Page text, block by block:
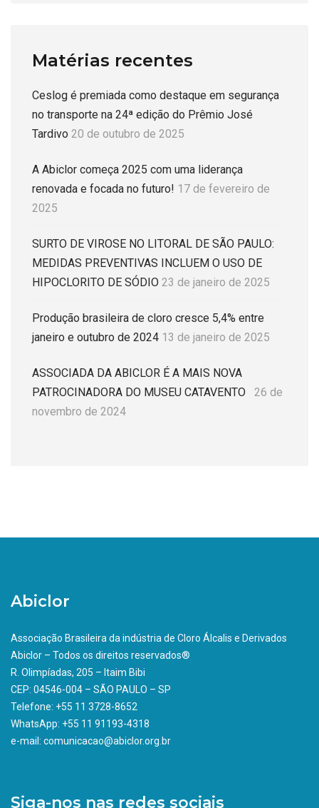
Matérias recentes
Ceslog é premiada como destaque em segurança
no transporte na 24ª edição do Prêmio José
Tardivo 20 de outubro de 2025
A Abiclor começa 2025 com uma liderança
renovada e focada no futuro! 17 de fevereiro de
2025
SURTO DE VIROSE NO LITORAL DE SÃO PAULO:
MEDIDAS PREVENTIVAS INCLUEM O USO DE
HIPOCLORITO DE SÓDIO 23 de janeiro de 2025
Produção brasileira de cloro cresce 5,4% entre
janeiro e outubro de 2024 13 de janeiro de 2025
ASSOCIADA DA ABICLOR É A MAIS NOVA
PATROCINADORA DO MUSEU CATAVENTO
26 de
novembro de 2024
Abiclor
Associação Brasileira da indústria de Cloro Álcalis e Derivados
Abiclor – Todos os direitos reservados®
R. Olimpíadas, 205 – Itaim Bibi
CEP: 04546-004 – SÃO PAULO – SP
Telefone: +55 11 3728-8652
WhatsApp: +55 11 91193-4318
e-mail: comunicacao@abiclor.org.br
Siga-nos nas redes sociais